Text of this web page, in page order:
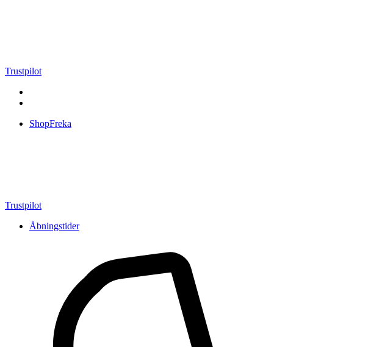
Trustpilot
ShopFreka
Trustpilot
Åbningstider